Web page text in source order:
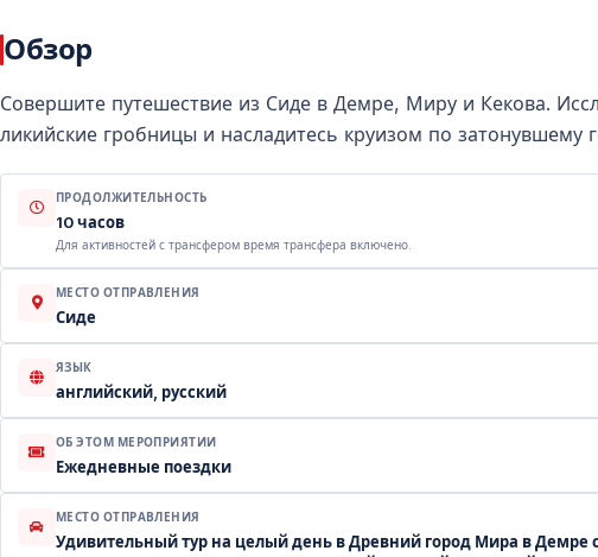
Обзор
Совершите путешествие из Сиде в Демре, Миру и Кекова.
ликийские гробницы и насладитесь круизом по затонувшему
ПРОДОЛЖИТЕЛЬНОСТЬ
10 часов
Для активностей с трансфером время трансфера включено.
МЕСТО ОТПРАВЛЕНИЯ
Сиде
ЯЗЫК
английский, русский
ОБ ЭТОМ МЕРОПРИЯТИИ
Ежедневные поездки
МЕСТО ОТПРАВЛЕНИЯ
Удивительный тур на целый день в Древний город Мира в Демре